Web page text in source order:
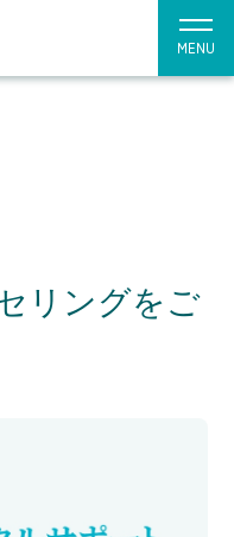
MENU
リングをご